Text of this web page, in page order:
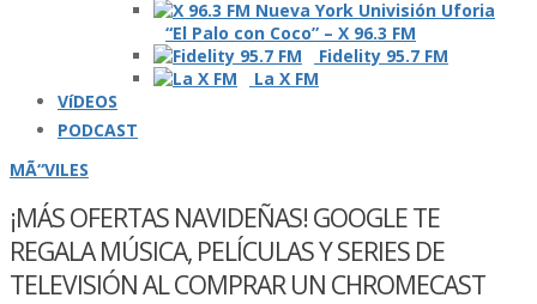
“El Palo con Coco” – X 96.3 FM
Fidelity 95.7 FM
La X FM
VíDEOS
PODCAST
MÃ“VILES
¡MÁS OFERTAS NAVIDEÑAS! GOOGLE TE
REGALA MÚSICA, PELÍ­CULAS Y SERIES DE
TELEVISIÓN AL COMPRAR UN CHROMECAST